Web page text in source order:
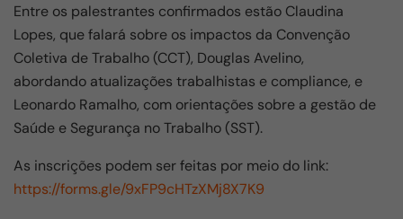
Entre os palestrantes confirmados estão Claudina
Lopes, que falará sobre os impactos da Convenção
Coletiva de Trabalho (CCT), Douglas Avelino,
abordando atualizações trabalhistas e compliance, e
Leonardo Ramalho, com orientações sobre a gestão de
Saúde e Segurança no Trabalho (SST).
As inscrições podem ser feitas por meio do link:
https://forms.gle/9xFP9cHTzXMj8X7K9